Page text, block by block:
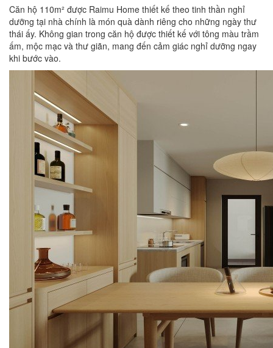
Căn hộ 110m² được Raimu Home thiết kế theo tinh thần nghỉ
dưỡng tại nhà chính là món quà dành riêng cho những ngày thư
thái ấy. Không gian trong căn hộ được thiết kế với tông màu trầm
ấm, mộc mạc và thư giãn, mang đến cảm giác nghỉ dưỡng ngay
khi bước vào.